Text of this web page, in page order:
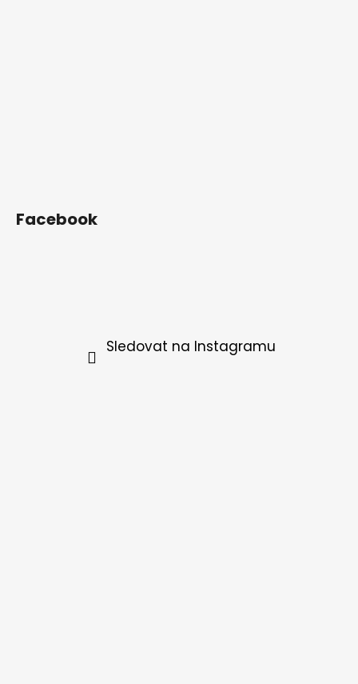
Facebook
Sledovat na Instagramu